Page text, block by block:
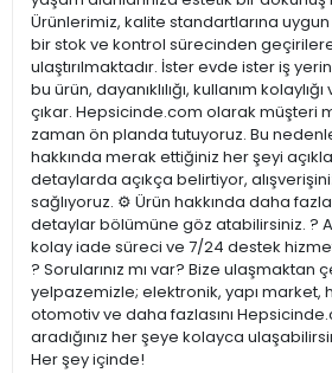
Ürünlerimiz, kalite standartlarına
bir stok ve kontrol sürecinden
ulaştırılmaktadır. İster evde ister iş
bu ürün, dayanıklılığı, kullanım
çıkar. Hepsicinde.com olarak müşteri
zaman ön planda tutuyoruz. Bu
hakkında merak ettiğiniz her şeyi
detaylarda açıkça belirtiyor,
sağlıyoruz. ⚙️ Ürün hakkında daha
detaylar bölümüne göz atabilirsiniz. ?
kolay iade süreci ve 7/24 destek
? Sorularınız mı var? Bize ulaşmaktan
yelpazemizle; elektronik, yapı market,
otomotiv ve daha fazlasını
aradığınız her şeye kolayca
Her şey içinde!